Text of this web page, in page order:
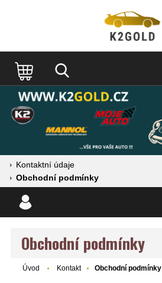
Kontaktní údaje
Obchodní podmínky
Obchodní podmínky
Úvod Kontakt Obchodní podmínky